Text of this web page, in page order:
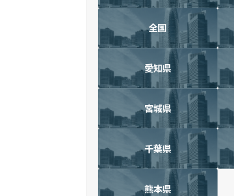
全国
愛知県
宮城県
千葉県
熊本県